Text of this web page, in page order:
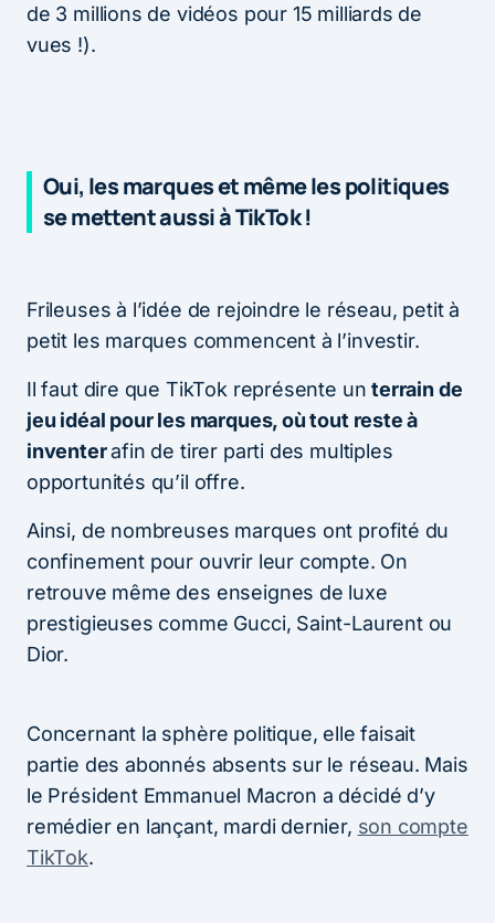
de 3 millions de vidéos pour 15 milliards de
vues !).
Oui, les marques et même les politiques
se mettent aussi à TikTok !
Frileuses à l’idée de rejoindre le réseau, petit à
petit les marques commencent à l’investir.
Il faut dire que TikTok représente unterrain de
jeu idéal pour les marques, où tout reste à
inventerafin de tirer parti des multiples
opportunités qu’il offre.
Ainsi, de nombreuses marques ont profité du
confinement pour ouvrir leur compte. On
retrouve même des enseignes de luxe
prestigieuses comme Gucci, Saint-Laurent ou
Dior.
Concernant la sphère politique, elle faisait
partie des abonnés absents sur le réseau. Mais
le Président Emmanuel Macron a décidé d’y
remédier en lançant, mardi dernier, son compte
TikTok.